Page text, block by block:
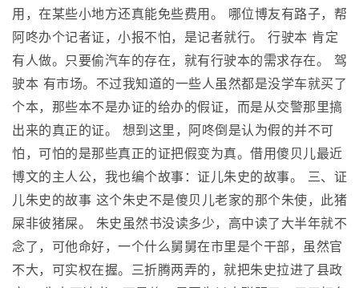
用，在某些小地方还真能免些费用。 哪位博友有路子，帮
阿咚办个记者证，小报不怕，是记者就行。 行驶本 肯定
有人做。只要偷汽车的存在，就有行驶本的需求存在。 驾
驶本 有市场。不过我知道的一些人虽然都是没学车就买了
个本，那些本不是办证的给办的假证，而是从交警那里搞
出来的真正的证。 想到这里，阿咚倒是认为假的并不可
怕，可怕的是那些真正的证把假变为真。借用傻贝儿最近
博文的主人公，我也编个故事：证儿朱史的故事。 三、证
儿朱史的故事 这个朱史不是傻贝儿老家的那个朱使，此猪
屎非彼猪屎。 朱史虽然书没读多少，高中读了大半年就不
念了，可他命好，一个什么舅舅在市里是个干部，虽然官
不大，可实权在握。三折腾两弄的，就把朱史拉进了县政